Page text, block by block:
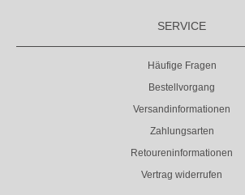
SERVICE
Häufige Fragen
Bestellvorgang
Versandinformationen
Zahlungsarten
Retoureninformationen
Vertrag widerrufen